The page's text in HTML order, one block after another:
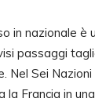
in nazionale è
passaggi
Nel Sei
la Francia in